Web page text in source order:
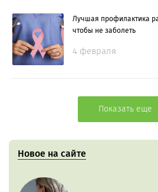
Лучшая профилактика
чтобы не заболеть
4 февраля
Показать еще
Новое на сайте